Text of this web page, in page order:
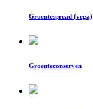
Groentespread (vega)
Groenteconserven